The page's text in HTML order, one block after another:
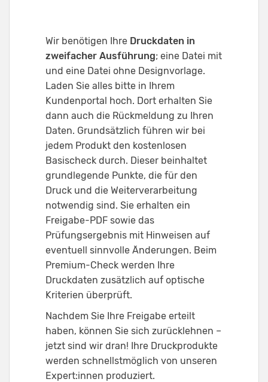
Wir benötigen Ihre Druckdaten in
zweifacher Ausführung; eine Datei mit
und eine Datei ohne Designvorlage.
Laden Sie alles bitte in Ihrem
Kundenportal hoch. Dort erhalten Sie
dann auch die Rückmeldung zu Ihren
Daten. Grundsätzlich führen wir bei
jedem Produkt den kostenlosen
Basischeck durch. Dieser beinhaltet
grundlegende Punkte, die für den
Druck und die Weiterverarbeitung
notwendig sind. Sie erhalten ein
Freigabe-PDF sowie das
Prüfungsergebnis mit Hinweisen auf
eventuell sinnvolle Änderungen. Beim
Premium-Check werden Ihre
Druckdaten zusätzlich auf optische
Kriterien überprüft.
Nachdem Sie Ihre Freigabe erteilt
haben, können Sie sich zurücklehnen –
jetzt sind wir dran! Ihre Druckprodukte
werden schnellstmöglich von unseren
Expert:innen produziert.